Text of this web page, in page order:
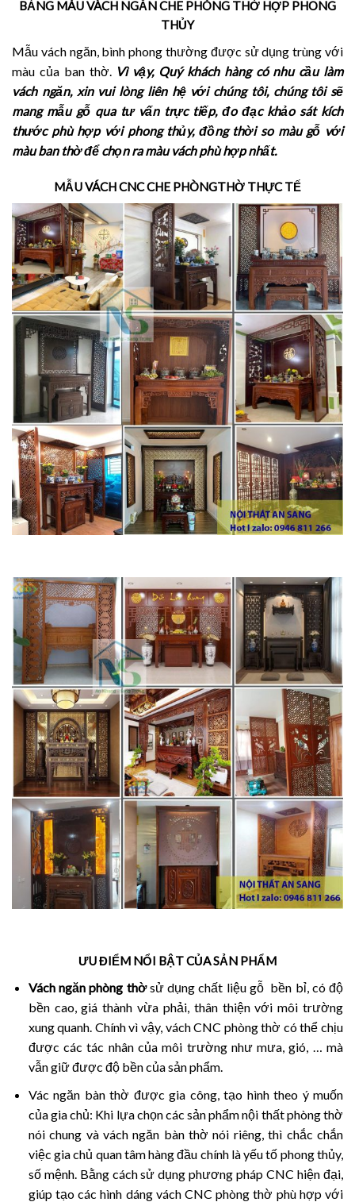
BẢNG MÀU VÁCH NGĂN CHE PHÒNG THỜ HỢP PHONG
THỦY
Mẫu vách ngăn, bình phong thường được sử dụng trùng với
màu của ban thờ.
Vì vậy, Quý khách hàng có nhu cầu làm
vách ngăn, xin vui lòng liên hệ với chúng tôi, chúng tôi sẽ
mang mẫu gỗ qua tư vấn trực tiếp, đo đạc khảo sát kích
thước phù hợp với phong thủy, đồng thời so màu gỗ với
màu ban thờ để chọn ra màu vách phù hợp nhất.
MẪU VÁCH CNC CHE PHÒNGTHỜ THỰC TẾ
ƯU ĐIỂM NỔI BẬT CỦA SẢN PHẨM
Vách ngăn phòng thờsử dụng chất liệu gỗ bền bỉ, có độ
bền cao, giá thành vừa phải, thân thiện với môi trường
xung quanh. Chính vì vậy, vách CNC phòng thờ có thể chịu
được các tác nhân của môi trường như mưa, gió, … mà
vẫn giữ được độ bền của sản phẩm.
Vác ngăn bàn thờ được gia công, tạo hình theo ý muốn
của gia chủ: Khi lựa chọn các sản phẩm nội thất phòng thờ
nói chung và vách ngăn bàn thờ nói riêng, thì chắc chắn
việc gia chủ quan tâm hàng đầu chính là yếu tố phong thủy,
số mệnh. Bằng cách sử dụng phương pháp CNC hiện đại,
giúp tạo các hình dáng vách CNC phòng thờ phù hợp với